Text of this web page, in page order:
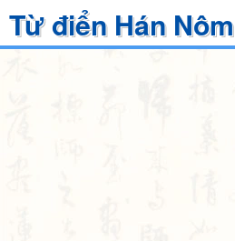
Từ điển Hán Nôm